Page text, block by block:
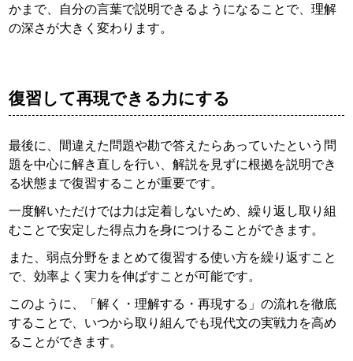
かまで、自分の言葉で説明できるようになることで、理解
の深さが大きく変わります。
復習して再現できる力にする
最後に、間違えた問題や勘で答えたらあっていたという問
題を中心に解き直しを行い、解説を見ずに根拠を説明でき
る状態まで復習することが重要です。
一度解いただけでは力は定着しないため、繰り返し取り組
むことで安定した得点力を身につけることができます。
また、弱点分野をまとめて復習する使い方を繰り返すこと
で、効率よく実力を伸ばすことが可能です。
このように、「解く・理解する・再現する」の流れを徹底
することで、いつから取り組んでも現代文の実戦力を高め
ることができます。